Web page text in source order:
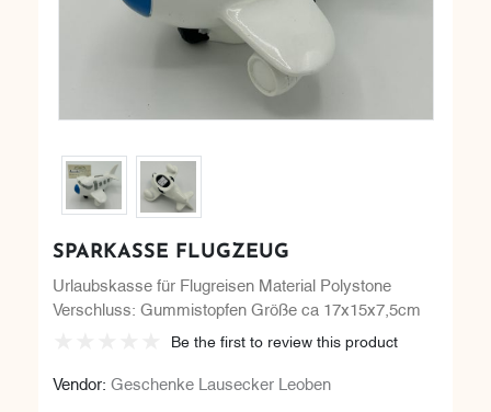
SPARKASSE FLUGZEUG
Urlaubskasse für Flugreisen Material Polystone
Verschluss: Gummistopfen Größe ca 17x15x7,5cm
Be the first to review this product
Vendor: Geschenke Lausecker Leoben